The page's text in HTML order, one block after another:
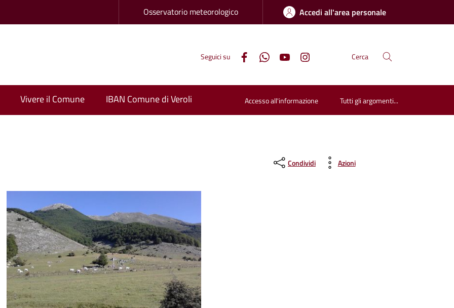
Osservatorio meteorologico Accedi all'area personale
Seguici su Cerca
Vivere il Comune IBAN Comune di Veroli Accesso all'informazione Tutti gli argomenti...
Condividi Azioni